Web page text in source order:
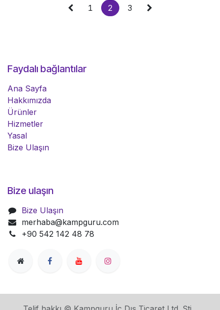
1 2 3
Faydalı bağlantılar
Ana Sayfa
Hakkımızda
Ürünler
Hizmetler
Yasal
Bize Ulaşın
Bize ulaşın
Bize Ulaşın
merhaba@kampguru.com
+90 542 142 48 78